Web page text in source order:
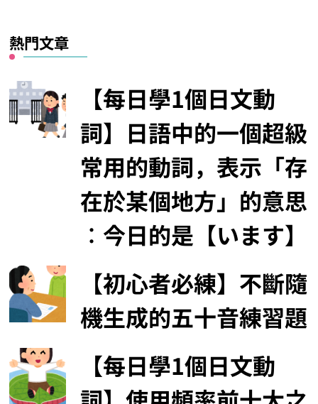
熱門文章
【每日學1個日文動
詞】日語中的一個超級
常用的動詞，表示「存
在於某個地方」的意思
︰今日的是【います】
【初心者必練】不斷隨
機生成的五十音練習題
【每日學1個日文動